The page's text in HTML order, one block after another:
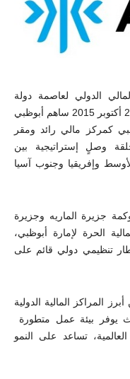
الدولي لعاصمة دولة
الإمارات العربية المتحدة. منذ افتتاحه في 21 أكتوبر 2015 ساهم أبوظبي
كمركز مالي رائد ومقر
وصلٍ إستراتيجية بين
وإفريقيا وجنوب آسيا
جزيرة الماريه وجزيرة
الحرة لإمارة أبوظبي،
تنظيمي دولي قائم على
المراكز المالية الدولية
يوفر بيئة عمل متطورة
تساعد على النمو